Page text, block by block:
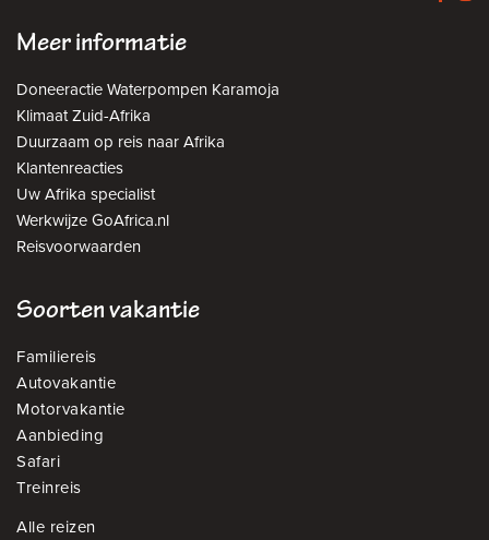
Meer informatie
Doneeractie Waterpompen Karamoja
Klimaat Zuid-Afrika
Duurzaam op reis naar Afrika
Klantenreacties
Uw Afrika specialist
Werkwijze GoAfrica.nl
Reisvoorwaarden
Soorten vakantie
Familiereis
Autovakantie
Motorvakantie
Aanbieding
Safari
Treinreis
Alle reizen